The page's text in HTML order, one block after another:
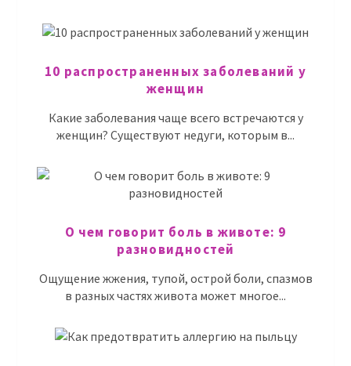
10 распространенных заболеваний у
женщин
Какие заболевания чаще всего встречаются у
женщин? Существуют недуги, которым в...
О чем говорит боль в животе: 9
разновидностей
Ощущение жжения, тупой, острой боли, спазмов
в разных частях живота может многое...